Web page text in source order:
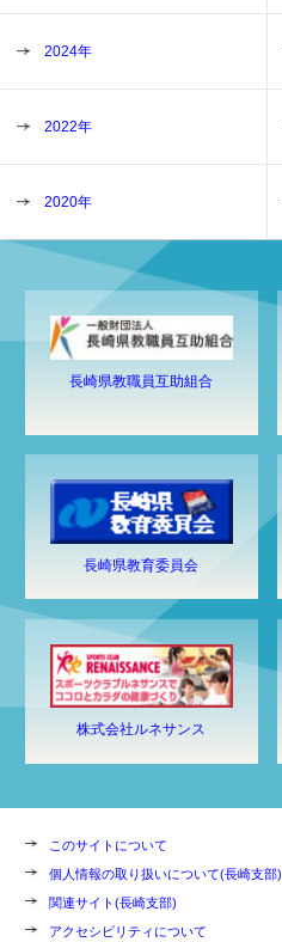
2024年
2022年
2020年
長崎県教職員互助組合
長崎県教育委員会
株式会社ルネサンス
このサイトについて
個人情報の取り扱いについて(長崎支部)
関連サイト(長崎支部)
アクセシビリティについて